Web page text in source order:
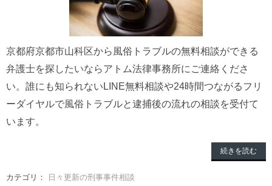
京都府京都市山科区から風俗トラブルの無料相談ができる
弁護士を探したいならアトム法律事務所にご連絡くださ
い。誰にも知られないLINE無料相談や24時間つながるフリ
ーダイヤルで風俗トラブルと逮捕後の流れの相談を受付て
います。
続きを読む
カテゴリ： 日々更新の刑事事件相談